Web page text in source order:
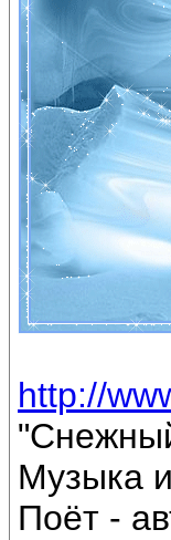
http://
Музыка
Поёт -